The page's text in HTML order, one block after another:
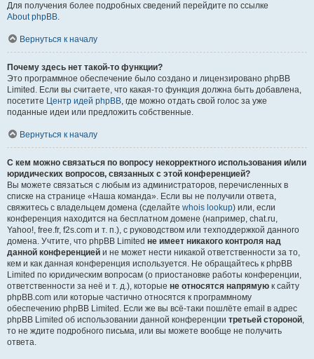
Для получения более подробных сведений перейдите по ссылке
About phpBB.
Вернуться к началу
Почему здесь нет такой-то функции?
Это программное обеспечение было создано и лицензировано phpBB
Limited. Если вы считаете, что какая-то функция должна быть добавлена,
посетите Центр идей phpBB, где можно отдать свой голос за уже
поданные идеи или предложить собственные.
Вернуться к началу
С кем можно связаться по вопросу некорректного использования и/или
юридических вопросов, связанных с этой конференцией?
Вы можете связаться с любым из администраторов, перечисленных в
списке на странице «Наша команда». Если вы не получили ответа,
свяжитесь с владельцем домена (сделайте whois lookup) или, если
конференция находится на бесплатном домене (например, chat.ru,
Yahoo!, free.fr, f2s.com и т. п.), с руководством или техподдержкой данного
домена. Учтите, что phpBB Limited не имеет никакого контроля над
данной конференцией и не может нести никакой ответственности за то,
кем и как данная конференция используется. Не обращайтесь к phpBB
Limited по юридическим вопросам (о приостановке работы конференции,
ответственности за неё и т. д.), которые не относятся напрямую к сайту
phpBB.com или которые частично относятся к программному
обеспечению phpBB Limited. Если же вы всё-таки пошлёте email в адрес
phpBB Limited об использовании данной конференции третьей стороной,
то не ждите подробного письма, или вы можете вообще не получить
ответа.